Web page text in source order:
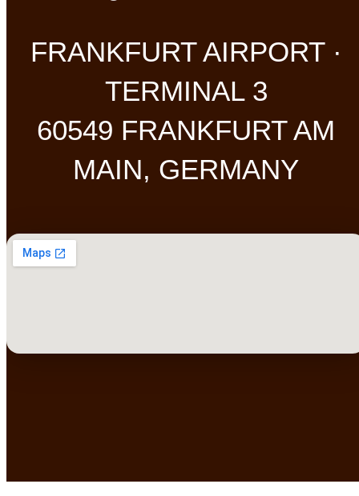
FRANKFURT AIRPORT ·
TERMINAL 3
60549 FRANKFURT AM
MAIN, GERMANY